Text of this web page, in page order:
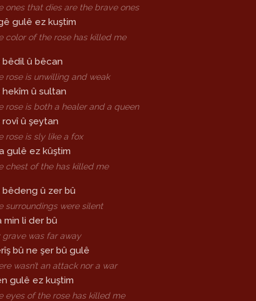
ones that dies are the brave ones
gulê ez kuştim
color of the rose has killed me
bêdil û bêcan
rose is unwilling and weak
hekîm û sultan
rose is both a healer and a queen
rovî û şeytan
rose is sly like a fox
gulê ez kûştim
chest of the has killed me
bêdeng û zer bû
surroundings were silent
min li der bû
grave was far away
bû ne şer bû gulê
wasn’t an attack nor a war
gulê ez kuştim
eyes of the rose has killed me